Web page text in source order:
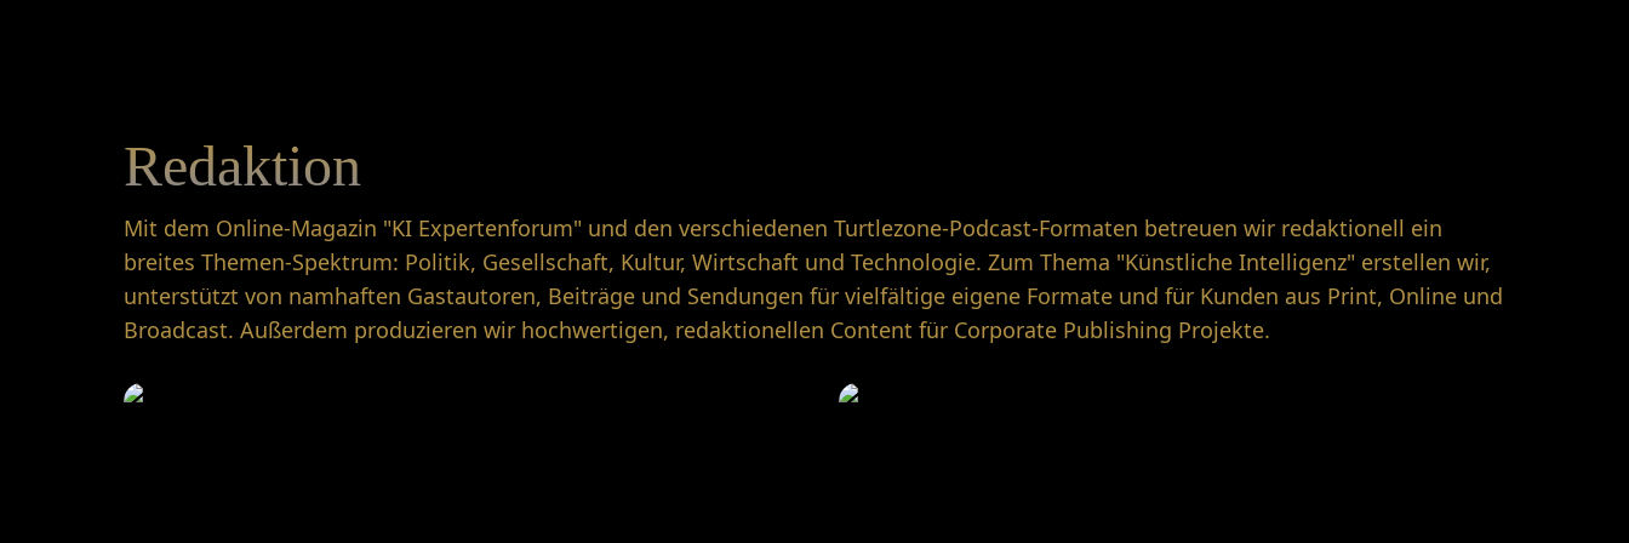
Redaktion
Mit dem Online-Magazin "KI Expertenforum" und den verschiedenen Turtlezone-Podcast-Formaten betreuen wir redaktionell ein
breites Themen-Spektrum: Politik, Gesellschaft, Kultur, Wirtschaft und Technologie. Zum Thema "Künstliche Intelligenz" erstellen wir,
unterstützt von namhaften Gastautoren, Beiträge und Sendungen für vielfältige eigene Formate und für Kunden aus Print, Online und
Broadcast. Außerdem produzieren wir hochwertigen, redaktionellen Content für Corporate Publishing Projekte.